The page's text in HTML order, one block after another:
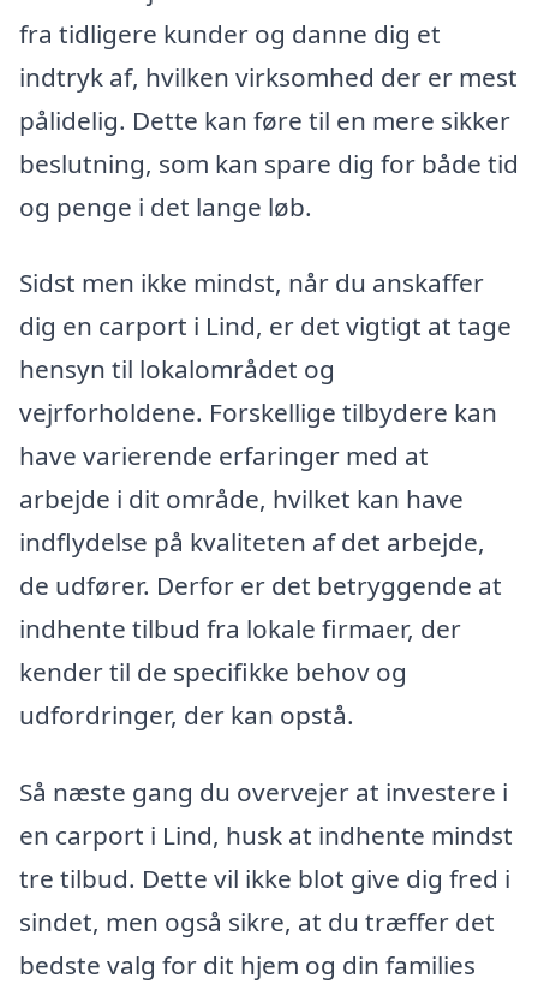
fra tidligere kunder og danne dig et
indtryk af, hvilken virksomhed der er mest
pålidelig. Dette kan føre til en mere sikker
beslutning, som kan spare dig for både tid
og penge i det lange løb.
Sidst men ikke mindst, når du anskaffer
dig en carport i Lind, er det vigtigt at tage
hensyn til lokalområdet og
vejrforholdene. Forskellige tilbydere kan
have varierende erfaringer med at
arbejde i dit område, hvilket kan have
indflydelse på kvaliteten af det arbejde,
de udfører. Derfor er det betryggende at
indhente tilbud fra lokale firmaer, der
kender til de specifikke behov og
udfordringer, der kan opstå.
Så næste gang du overvejer at investere i
en carport i Lind, husk at indhente mindst
tre tilbud. Dette vil ikke blot give dig fred i
sindet, men også sikre, at du træffer det
bedste valg for dit hjem og din families